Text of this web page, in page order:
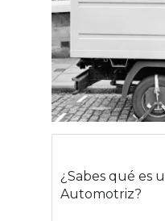
¿Sabes qué es
Automotriz?